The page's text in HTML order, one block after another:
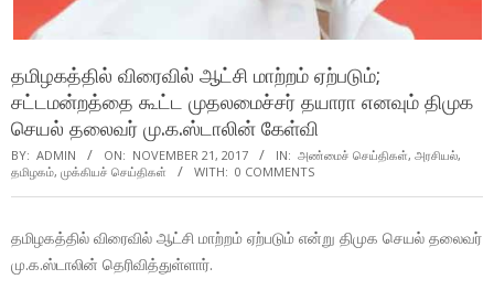
தமிழகத்தில் விரைவில் ஆட்சி மாற்றம் ஏற்படும்;
சட்டமன்றத்தை கூட்ட முதலமைச்சர் தயாரா எனவும் திமுக
செயல் தலைவர் மு.க.ஸ்டாலின் கேள்வி
BY: ADMIN ON: NOVEMBER 21, 2017 IN: அண்மைச் செய்திகள், அரசியல்,
தமிழகம், முக்கியச் செய்திகள் WITH: 0 COMMENTS
தமிழகத்தில் விரைவில் ஆட்சி மாற்றம் ஏற்படும் என்று திமுக செயல் தலைவர்
மு.க.ஸ்டாலின் தெரிவித்துள்ளார்.